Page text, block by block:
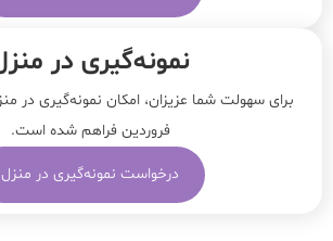
نمونه‌‌گیری در
برای سهولت شما عزیزان، امکان نمونه‌گیری در
فروردین فراهم شده است.
درخواست نمونه‌گیری در منزل